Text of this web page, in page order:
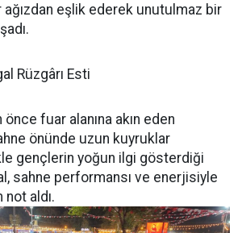
ağızdan eşlik ederek unutulmaz bir
Rüzgârı Esti
fuar alanına akın eden
önünde uzun kuyruklar
gençlerin yoğun ilgi gösterdiği
sahne performansı ve enerjisiyle
aldı.